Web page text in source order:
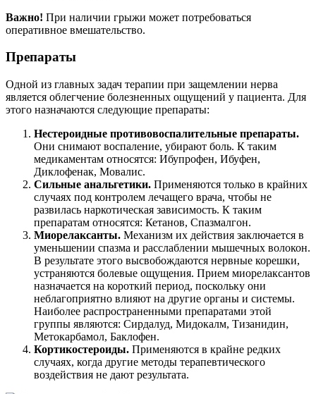
Важно! При наличии грыжи может потребоваться
оперативное вмешательство.
Препараты
Одной из главных задач терапии при защемлении нерва
является облегчение болезненных ощущений у пациента. Для
этого назначаются следующие препараты:
Нестероидные противовоспалительные препараты.
Они снимают воспаление, убирают боль. К таким
медикаментам относятся: Ибупрофен, Ибуфен,
Диклофенак, Мовалис.
Сильные анальгетики. Применяются только в крайних
случаях под контролем лечащего врача, чтобы не
развилась наркотическая зависимость. К таким
препаратам относятся: Кетанов, Спазмалгон.
Миорелаксанты. Механизм их действия заключается в
уменьшении спазма и расслаблении мышечных волокон.
В результате этого высвобождаются нервные корешки,
устраняются болевые ощущения. Прием миорелаксантов
назначается на короткий период, поскольку они
неблагоприятно влияют на другие органы и системы.
Наиболее распространенными препаратами этой
группы являются: Сирдалуд, Мидокалм, Тизанидин,
Метокарбамол, Баклофен.
Кортикостероиды. Применяются в крайне редких
случаях, когда другие методы терапевтического
воздействия не дают результата.